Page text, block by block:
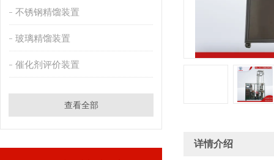
不锈钢精馏装置
玻璃精馏装置
催化剂评价装置
查看全部
详情介绍